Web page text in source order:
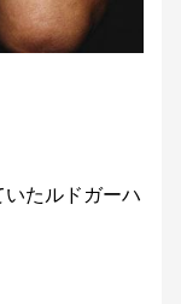
たルドガーハ